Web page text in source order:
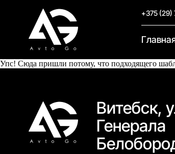
+375 (29)
Упс! Сюда пришли потому, что подходящего
Витебск,
Генерала